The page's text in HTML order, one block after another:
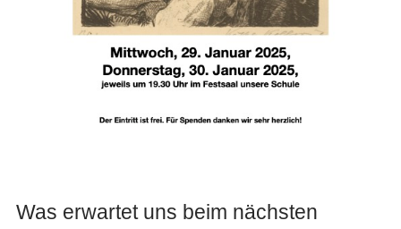
Was erwartet uns beim nächsten